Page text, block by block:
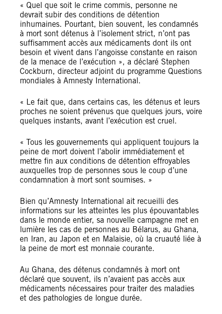
« Quel que soit le crime commis, personne ne
devrait subir des conditions de détention
inhumaines. Pourtant, bien souvent, les condamnés
à mort sont détenus à l’isolement strict, n’ont pas
suffisamment accès aux médicaments dont ils ont
besoin et vivent dans l’angoisse constante en raison
de la menace de l’exécution », a déclaré Stephen
Cockburn, directeur adjoint du programme Questions
mondiales à Amnesty International.
« Le fait que, dans certains cas, les détenus et leurs
proches ne soient prévenus que quelques jours, voire
quelques instants, avant l’exécution est cruel.
« Tous les gouvernements qui appliquent toujours la
peine de mort doivent l’abolir immédiatement et
mettre fin aux conditions de détention effroyables
auxquelles trop de personnes sous le coup d’une
condamnation à mort sont soumises. »
Bien qu’Amnesty International ait recueilli des
informations sur les atteintes les plus épouvantables
dans le monde entier, sa nouvelle campagne met en
lumière les cas de personnes au Bélarus, au Ghana,
en Iran, au Japon et en Malaisie, où la cruauté liée à
la peine de mort est monnaie courante.
Au Ghana, des détenus condamnés à mort ont
déclaré que souvent, ils n’avaient pas accès aux
médicaments nécessaires pour traiter des maladies
et des pathologies de longue durée.